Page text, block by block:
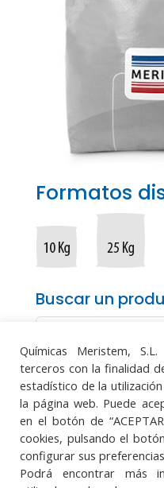
Buscar un
Formatos
Aviso legal ·
·Política de cookies

Químicas Meristem,
terceros con la finalidad
estadístico de la
la página web. Puede
en el botón de
cookies, pulsando el botón
configurar sus preferencias
Podrá encontrar más